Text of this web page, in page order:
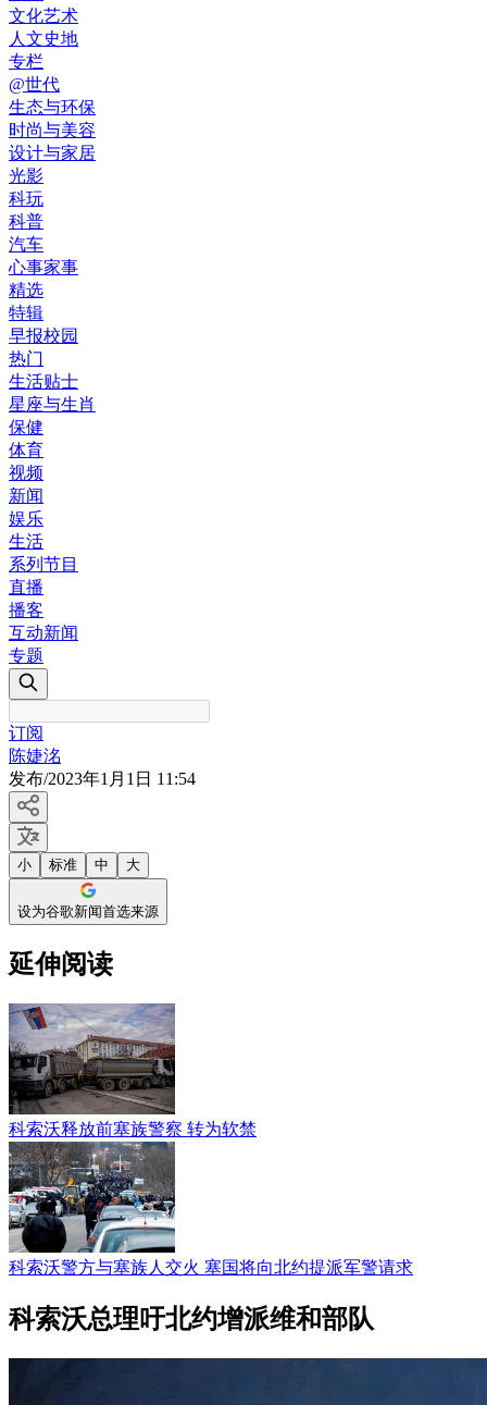
文化艺术
人文史地
专栏
@世代
生态与环保
时尚与美容
设计与家居
光影
科玩
科普
汽车
心事家事
精选
特辑
早报校园
热门
生活贴士
星座与生肖
保健
体育
视频
新闻
娱乐
生活
系列节目
直播
播客
互动新闻
专题
订阅
陈婕洺
发布/2023年1月1日 11:54
小 标准 中 大
设为谷歌新闻首选来源
延伸阅读
科索沃释放前塞族警察 转为软禁
科索沃警方与塞族人交火 塞国将向北约提派军警请求
科索沃总理吁北约增派维和部队